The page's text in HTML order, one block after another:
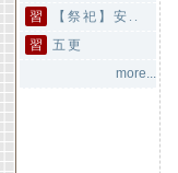
習
【祭祀】安..
習
五更
more...